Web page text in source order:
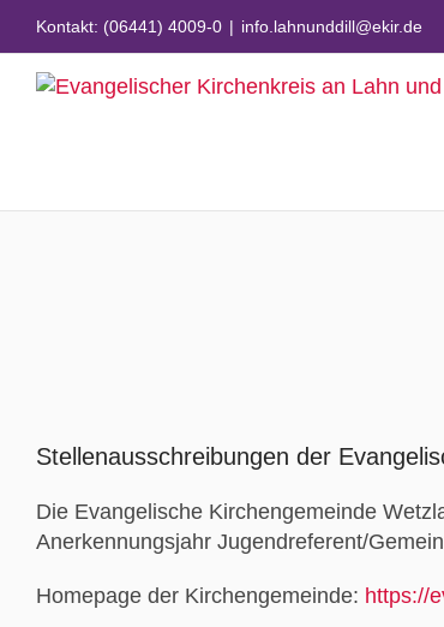
springen
Kontakt: (06441) 4009-0 | info.lahnunddill@ekir.de
grösseres
Stellenausschreibungen der
Die Evangelische Kirchengemeinde
Anerkennungsjahr Jugendreferent/
Homepage der Kirchengemeinde: https://